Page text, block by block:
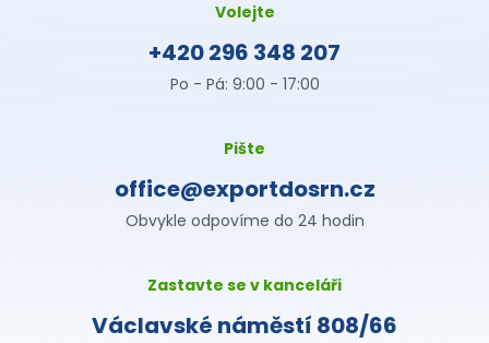
Volejte
+420 296 348 207
Po - Pá: 9:00 - 17:00
Pište
office@exportdosrn.cz
Obvykle odpovíme do 24 hodin
Zastavte se v kanceláři
Václavské náměstí 808/66